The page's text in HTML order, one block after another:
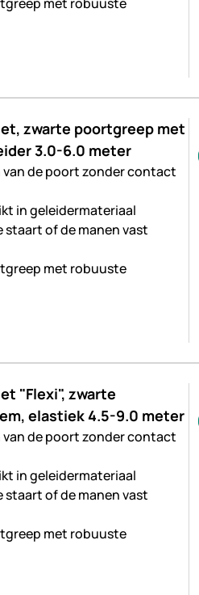
zwarte poortgreep met
3.0-6.0 meter
de poort zonder contact
in geleidermateriaal
staart of de manen vast
met robuuste
"Flexi", zwarte
elastiek 4.5-9.0 meter
de poort zonder contact
in geleidermateriaal
staart of de manen vast
met robuuste